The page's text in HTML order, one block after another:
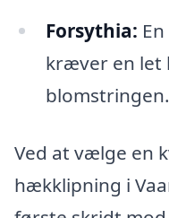
Forsythia:
kræver en let
blomstringen.
Ved at vælge en
hækklipning i